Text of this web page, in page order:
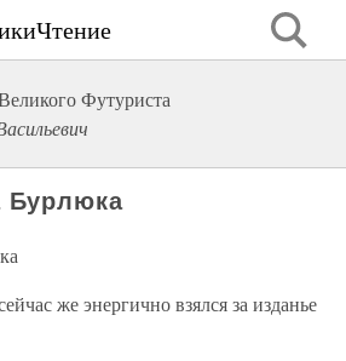
Футуриста
Бурлюка
же энергично взялся за изданье